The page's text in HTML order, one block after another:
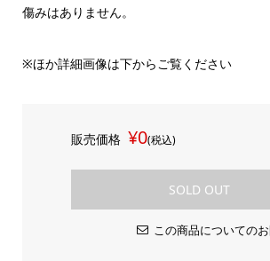
傷みはありません。
※ほか詳細画像は下からご覧ください
販売価格 ¥0(税込)
SOLD OUT
この商品についての